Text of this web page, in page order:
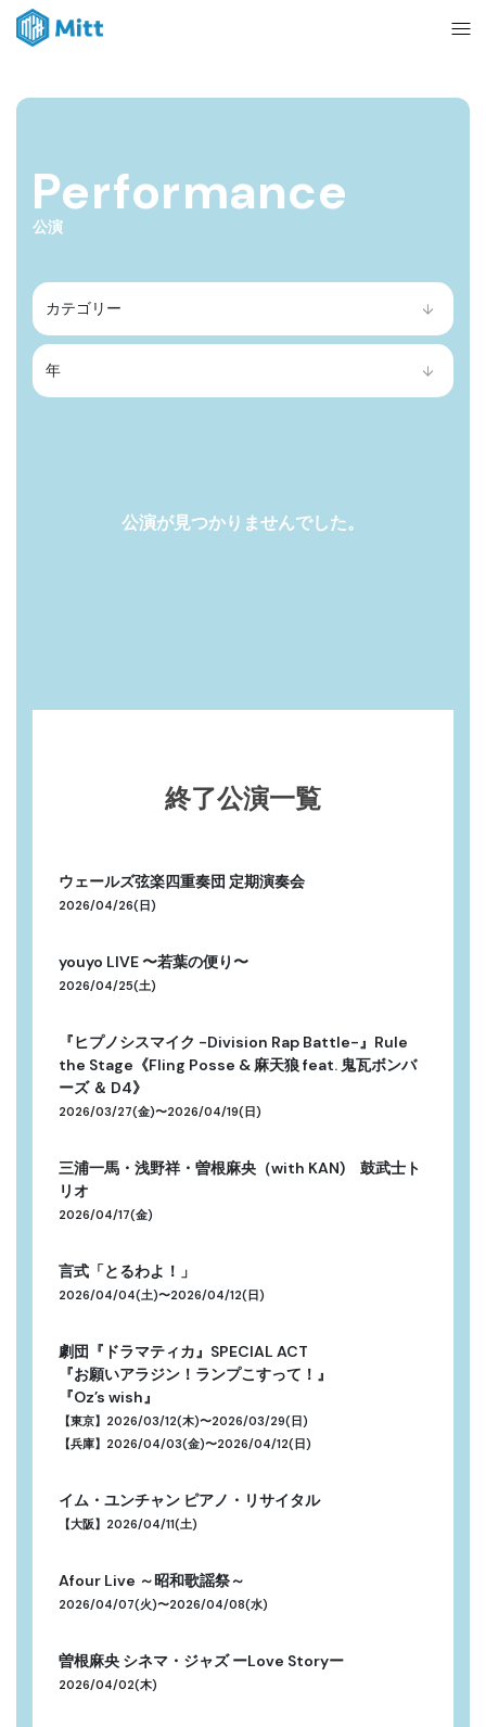
News
Ticket
Performance
公演
公演が見つかりませんでした。
終了公演一覧
ウェールズ弦楽四重奏団 定期演奏会
2026/04/26(日)
youyo LIVE 〜若葉の便り〜
2026/04/25(土)
『ヒプノシスマイク -Division Rap Battle-』Rule
the Stage《Fling Posse & 麻天狼 feat. 鬼瓦ボンバ
ーズ ＆ D4》
2026/03/27(金)〜2026/04/19(日)
三浦一馬・浅野祥・曽根麻央（with KAN) 鼓武士ト
リオ
2026/04/17(金)
言式「とるわよ！」
2026/04/04(土)〜2026/04/12(日)
劇団『ドラマティカ』SPECIAL ACT
『お願いアラジン！ランプこすって！』
『Oz’s wish』
【東京】2026/03/12(木)〜2026/03/29(日)
【兵庫】2026/04/03(金)〜2026/04/12(日)
イム・ユンチャン ピアノ・リサイタル
【大阪】2026/04/11(土)
Afour Live ～昭和歌謡祭～
2026/04/07(火)〜2026/04/08(水)
曽根麻央 シネマ・ジャズ ーLove Storyー
2026/04/02(木)